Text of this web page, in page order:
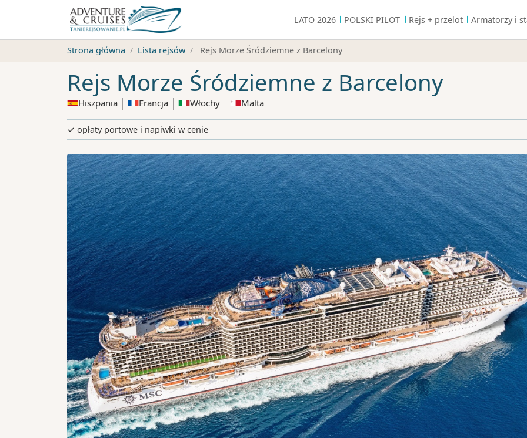
LATO 2026 POLSKI PILOT Rejs + przelot Armatorzy i
Strona główna Lista rejsów Rejs Morze Śródziemne z Barcelony
Rejs Morze Śródziemne z Barcelony
Hiszpania Francja Włochy Malta
✓ opłaty portowe i napiwki w cenie